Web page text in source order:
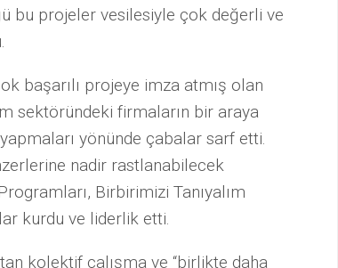
RSD
BIZIM
MEKAN
SADECE
DEPREMZEDE
İSTIHDAMI
SDİ
YENIDEN;
bu projeler vesilesiyle çok değerli ve
başarılı projeye imza atmış olan
sektöründeki firmaların bir araya
yönünde çabalar sarf etti.
nadir rastlanabilecek
Birbirimizi Tanıyalım
kurdu ve liderlik etti.
kolektif çalışma ve “birlikte daha